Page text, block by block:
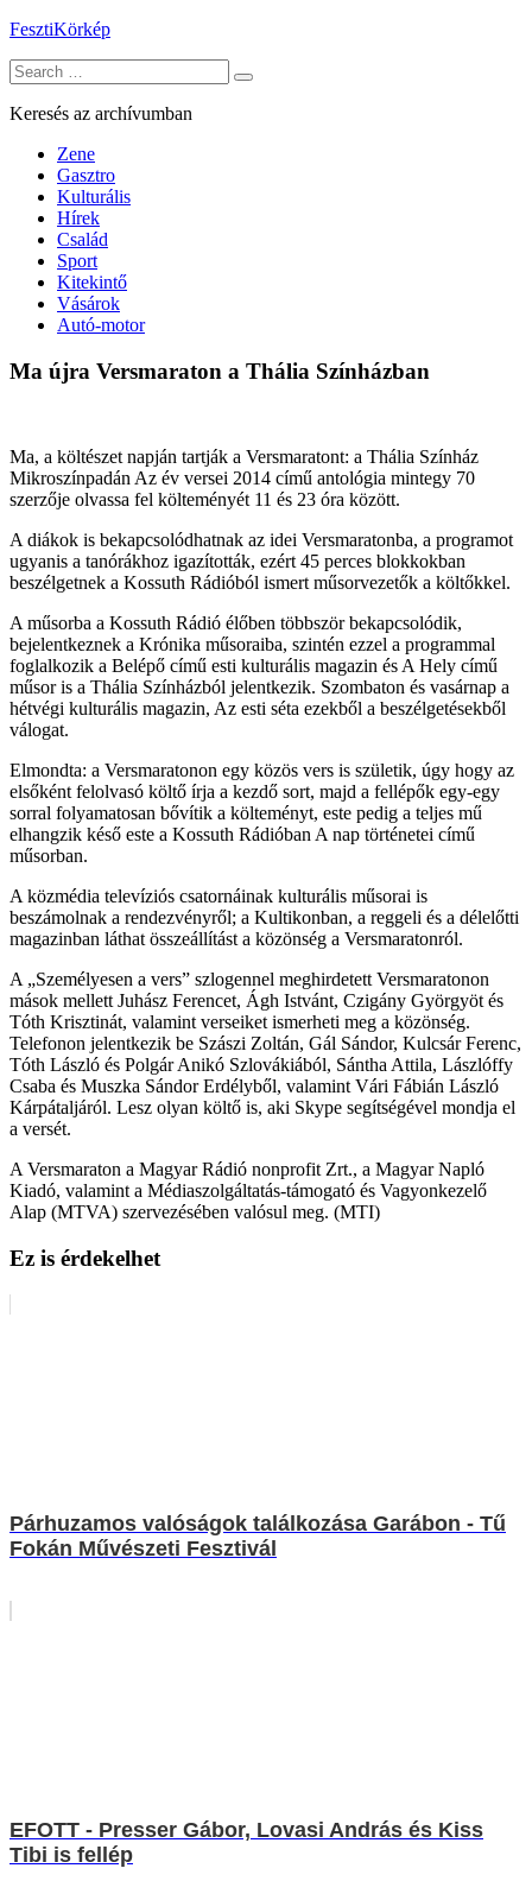
Skip
content
FesztiKörkép
Search
for:
Keresés az archívumban
Zene
Gasztro
Kulturális
Hírek
Család
Sport
Kitekintő
Vásárok
Autó-motor
Ma újra Versmaraton a Thália Színházban
Ma, a költészet napján tartják a Versmaratont: a Thália Színház
Mikroszínpadán Az év versei 2014 című antológia mintegy 70
szerzője olvassa fel költeményét 11 és 23 óra között.
A diákok is bekapcsolódhatnak az idei Versmaratonba, a programot
ugyanis a tanórákhoz igazították, ezért 45 perces blokkokban
beszélgetnek a Kossuth Rádióból ismert műsorvezetők a költőkkel.
A műsorba a Kossuth Rádió élőben többször bekapcsolódik,
bejelentkeznek a Krónika műsoraiba, szintén ezzel a programmal
foglalkozik a Belépő című esti kulturális magazin és A Hely című
műsor is a Thália Színházból jelentkezik. Szombaton és vasárnap a
hétvégi kulturális magazin, Az esti séta ezekből a beszélgetésekből
válogat.
Elmondta: a Versmaratonon egy közös vers is születik, úgy hogy az
elsőként felolvasó költő írja a kezdő sort, majd a fellépők egy-egy
sorral folyamatosan bővítik a költeményt, este pedig a teljes mű
elhangzik késő este a Kossuth Rádióban A nap történetei című
műsorban.
A közmédia televíziós csatornáinak kulturális műsorai is
beszámolnak a rendezvényről; a Kultikonban, a reggeli és a délelőtti
magazinban láthat összeállítást a közönség a Versmaratonról.
A „Személyesen a vers” szlogennel meghirdetett Versmaratonon
mások mellett Juhász Ferencet, Ágh Istvánt, Czigány Györgyöt és
Tóth Krisztinát, valamint verseiket ismerheti meg a közönség.
Telefonon jelentkezik be Szászi Zoltán, Gál Sándor, Kulcsár Ferenc,
Tóth László és Polgár Anikó Szlovákiából, Sántha Attila, Lászlóffy
Csaba és Muszka Sándor Erdélyből, valamint Vári Fábián László
Kárpátaljáról. Lesz olyan költő is, aki Skype segítségével mondja el
a versét.
A Versmaraton a Magyar Rádió nonprofit Zrt., a Magyar Napló
Kiadó, valamint a Médiaszolgáltatás-támogató és Vagyonkezelő
Alap (MTVA) szervezésében valósul meg. (MTI)
Ez is érdekelhet
Párhuzamos valóságok találkozása Garábon - Tű
Fokán Művészeti Fesztivál
EFOTT - Presser Gábor, Lovasi András és Kiss
Tibi is fellép